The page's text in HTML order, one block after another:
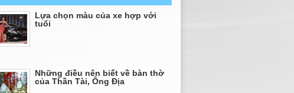
Lựa chọn màu của xe hợp với
tuổi
Những điều nên biết về bàn thờ
của Thần Tài, Ông Địa